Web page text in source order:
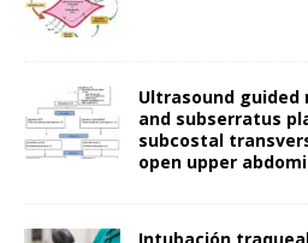
Ultrasound
and subserratus
subcostal
open upper